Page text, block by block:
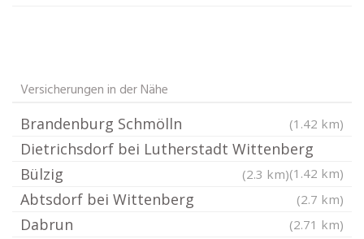
Versicherungen in der Nähe
Brandenburg Schmölln (1.42 km)
Dietrichsdorf bei Lutherstadt Wittenberg
(1.42 km)
Bülzig (2.3 km)
Abtsdorf bei Wittenberg (2.7 km)
Dabrun (2.71 km)